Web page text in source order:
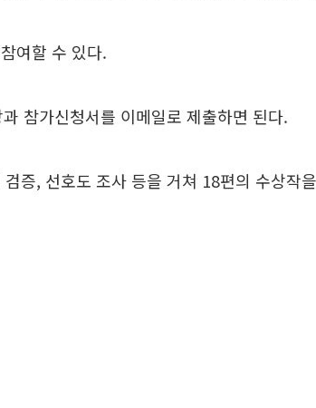
여할 수 있다.
참가신청서를 이메일로 제출하면 된다.
증, 선호도 조사 등을 거쳐 18편의 수상작